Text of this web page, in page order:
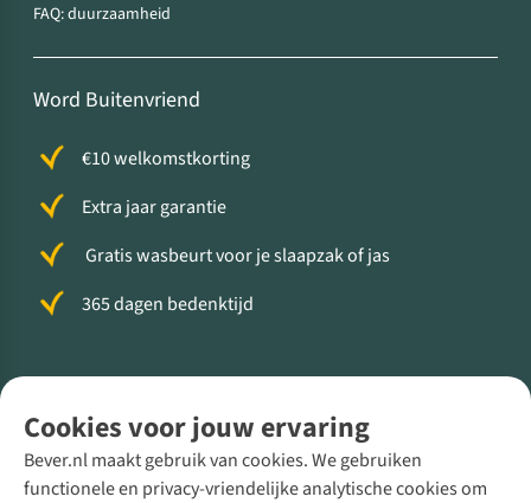
Cookies voor jouw ervaring
Bever.nl maakt gebruik van cookies. We gebruiken
functionele en privacy-vriendelijke analytische cookies om
FAQ: duurzaamheid
Word Buitenvriend
€10 welkomstkorting
Extra jaar garantie
Gratis wasbeurt voor je slaapzak of jas
365 dagen bedenktijd